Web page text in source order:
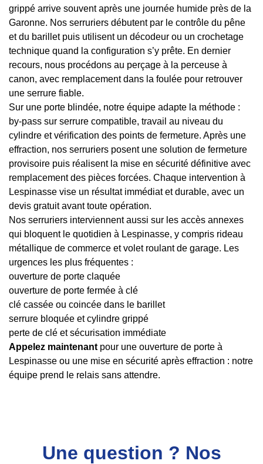
grippé arrive souvent après une journée humide près de la
Garonne. Nos serruriers débutent par le contrôle du pêne
et du barillet puis utilisent un décodeur ou un crochetage
technique quand la configuration s’y prête. En dernier
recours, nous procédons au perçage à la perceuse à
canon, avec remplacement dans la foulée pour retrouver
une serrure fiable.
Sur une porte blindée, notre équipe adapte la méthode :
by-pass sur serrure compatible, travail au niveau du
cylindre et vérification des points de fermeture. Après une
effraction, nos serruriers posent une solution de fermeture
provisoire puis réalisent la mise en sécurité définitive avec
remplacement des pièces forcées. Chaque intervention à
Lespinasse vise un résultat immédiat et durable, avec un
devis gratuit avant toute opération.
Nos serruriers interviennent aussi sur les accès annexes
qui bloquent le quotidien à Lespinasse, y compris rideau
métallique de commerce et volet roulant de garage. Les
urgences les plus fréquentes :
ouverture de porte claquée
ouverture de porte fermée à clé
clé cassée ou coincée dans le barillet
serrure bloquée et cylindre grippé
perte de clé et sécurisation immédiate
Appelez maintenant pour une ouverture de porte à
Lespinasse ou une mise en sécurité après effraction : notre
équipe prend le relais sans attendre.
Une question ? Nos